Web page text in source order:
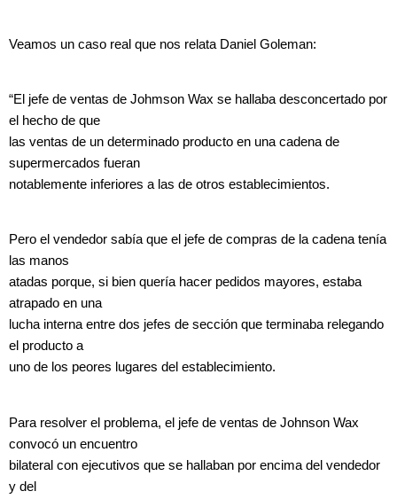
Veamos un caso real que nos relata Daniel Goleman:
“El jefe de ventas de Johmson Wax se hallaba desconcertado por
el hecho de que
las ventas de un determinado producto en una cadena de
supermercados fueran
notablemente inferiores a las de otros establecimientos.
Pero el vendedor sabía que el jefe de compras de la cadena tenía
las manos
atadas porque, si bien quería hacer pedidos mayores, estaba
atrapado en una
lucha interna entre dos jefes de sección que terminaba relegando
el producto a
uno de los peores lugares del establecimiento.
Para resolver el problema, el jefe de ventas de Johnson Wax
convocó un encuentro
bilateral con ejecutivos que se hallaban por encima del vendedor
y del